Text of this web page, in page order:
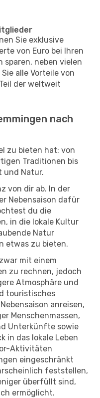
Sie exklusive
von Euro bei Ihren
sparen, neben vielen
alle Vorteile von
der weltweit
nach
zu bieten hat: von
Traditionen bis
und Natur.
von dir ab. In der
Nebensaison dafür
du die
in die lokale Kultur
Natur
etwas zu bieten.
mit einem
zu rechnen, jedoch
Atmosphäre und
touristisches
anreisen,
Menschenmassen,
Unterkünfte sowie
in das lokale Leben
Aktivitäten
eingeschränkt
feststellen,
überfüllt sind,
ermöglicht.